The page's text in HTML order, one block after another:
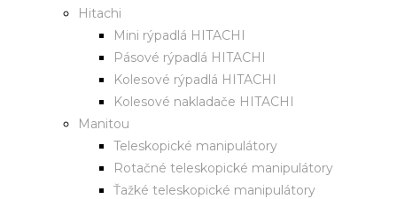
Hitachi
Mini rýpadlá HITACHI
Pásové rýpadlá HITACHI
Kolesové rýpadlá HITACHI
Kolesové nakladače HITACHI
Manitou
Teleskopické manipulátory
Rotačné teleskopické manipulátory
Ťažké teleskopické manipulátory